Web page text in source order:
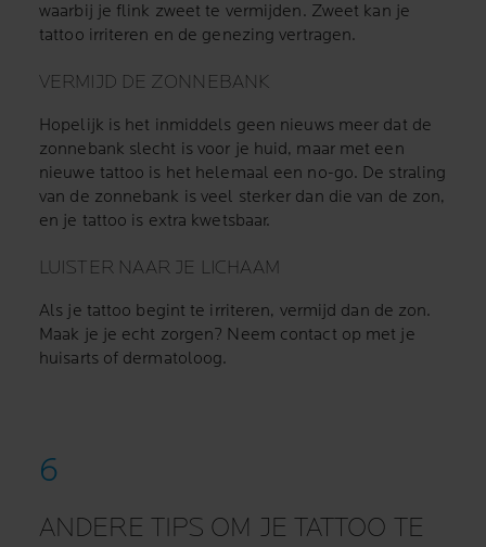
waarbij je flink zweet te vermijden. Zweet kan je
tattoo irriteren en de genezing vertragen.
VERMIJD DE ZONNEBANK
Hopelijk is het inmiddels geen nieuws meer dat de
zonnebank slecht is voor je huid, maar met een
nieuwe tattoo is het helemaal een no-go. De straling
van de zonnebank is veel sterker dan die van de zon,
en je tattoo is extra kwetsbaar.
LUISTER NAAR JE LICHAAM
Als je tattoo begint te irriteren, vermijd dan de zon.
Maak je je echt zorgen? Neem contact op met je
huisarts of dermatoloog.
ANDERE TIPS OM JE TATTOO TE